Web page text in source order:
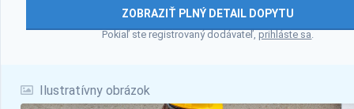
Ilustratívny obrázok
ZOBRAZIŤ PLNÝ DETAIL DOPYTU
Pokiaľ ste registrovaný dodávateľ,prihláste sa.